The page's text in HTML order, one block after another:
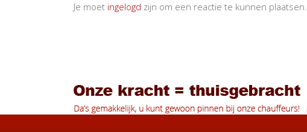
Je moet ingelogd zijn om een reactie te kunnen plaatsen.